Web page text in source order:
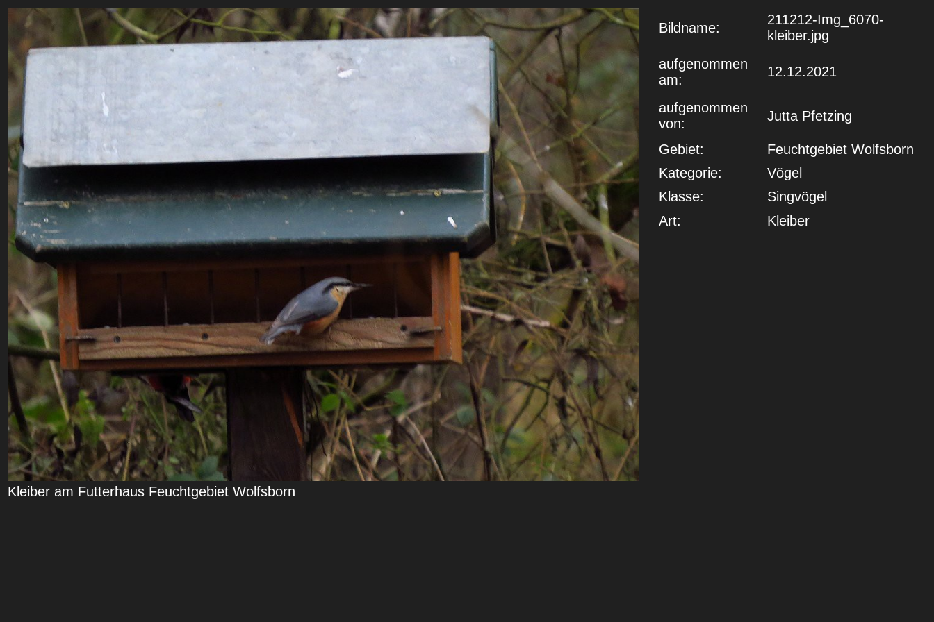
Bildname:
211212-Img_6070-
kleiber.jpg
aufgenommen
am:
12.12.2021
aufgenommen
von:
Jutta Pfetzing
Gebiet:
Feuchtgebiet Wolfsborn
Kategorie:
Vögel
Klasse:
Singvögel
Art:
Kleiber
Kleiber am Futterhaus Feuchtgebiet Wolfsborn